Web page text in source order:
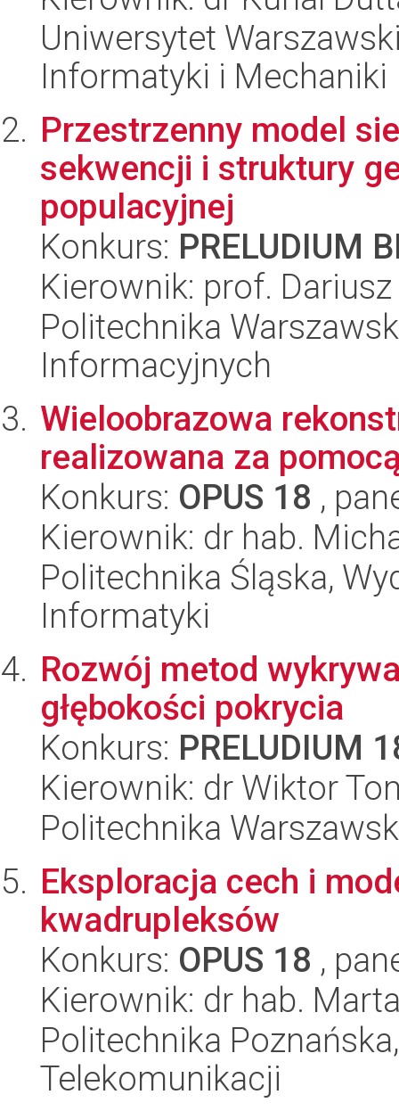
Uniwersytet
Informatyki i Mechaniki
Przestrzenny model
sekwencji i struktury
populacyjnej
Konkurs: PRELUDIUM
Kierownik: prof.
Politechnika
Informacyjnych
Wieloobrazowa
realizowana za
Konkurs: OPUS 18 ,
Kierownik: dr hab.
Politechnika Śląska,
Informatyki
Rozwój metod
głębokości pokrycia
Konkurs: PRELUDIUM
Kierownik: dr Wiktor
Politechnika
Eksploracja cech i
kwadrupleksów
Konkurs: OPUS 18 ,
Kierownik: dr hab.
Politechnika
Telekomunikacji